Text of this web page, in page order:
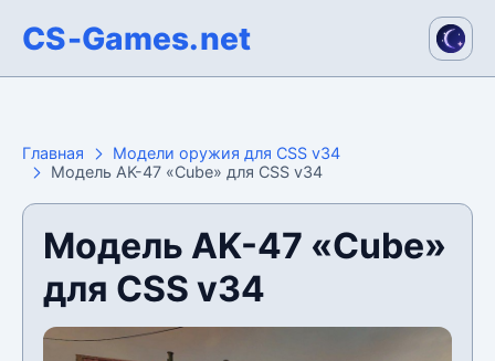
CS-Games.net
Главная
Модели оружия для CSS v34
Модель AK-47 «Cube» для CSS v34
Модель AK-47 «Cube»
для CSS v34